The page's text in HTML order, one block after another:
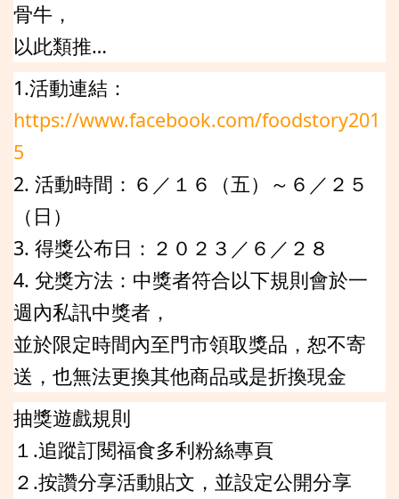
骨牛，
以此類推…
1.活動連結：
https://www.facebook.com/foodstory201
5
2. 活動時間：６／１６（五）～６／２５
（日）
3. 得獎公布日：２０２３／６／２８
4. 兌獎方法：中獎者符合以下規則會於一
週內私訊中獎者，
並於限定時間內至門市領取獎品，恕不寄
送，也無法更換其他商品或是折換現金
抽獎遊戲規則
１.追蹤訂閱福食多利粉絲專頁
２.按讚分享活動貼文，並設定公開分享